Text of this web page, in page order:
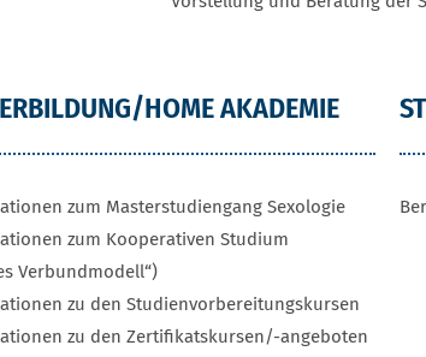
HOME AKADEMIE
zum Masterstudiengang Sexologie
zum Kooperativen Studium
Verbundmodell“)
zu den Studienvorbereitungskursen
zu den Zertifikatskursen/-angeboten